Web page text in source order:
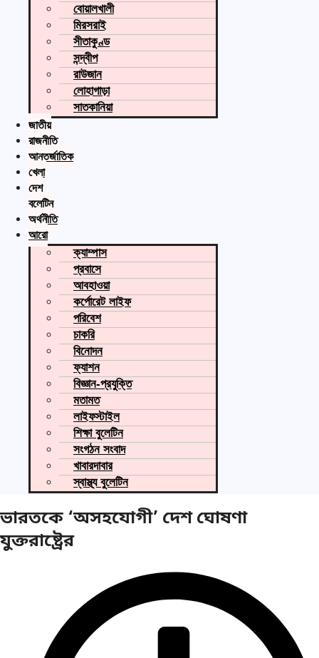
বোয়ালখালী
মিরসরাই
সীতাকুণ্ড
সন্দ্বীপ
রাউজান
লোহাগাড়া
সাতকানিয়া
জাতীয়
রাজনীতি
আন্তর্জাতিক
খেলা
দেশ
বুলেটিন
অর্থনীতি
আরো
ক্যাম্পাস
প্রবাসে
আবহাওয়া
কর্পোরেট লাইফ
পরিবেশ
চাকরি
বিনোদন
ফ্যাশন
বিজ্ঞান-প্রযুক্তি
মতামত
লাইফস্টাইল
শিক্ষা বুলেটিন
সংগঠন সংবাদ
খাবারদাবার
স্বাস্থ্য বুলেটিন
ভারতকে ‘অসহযোগী’ দেশ ঘোষণা
যুক্তরাষ্ট্রের